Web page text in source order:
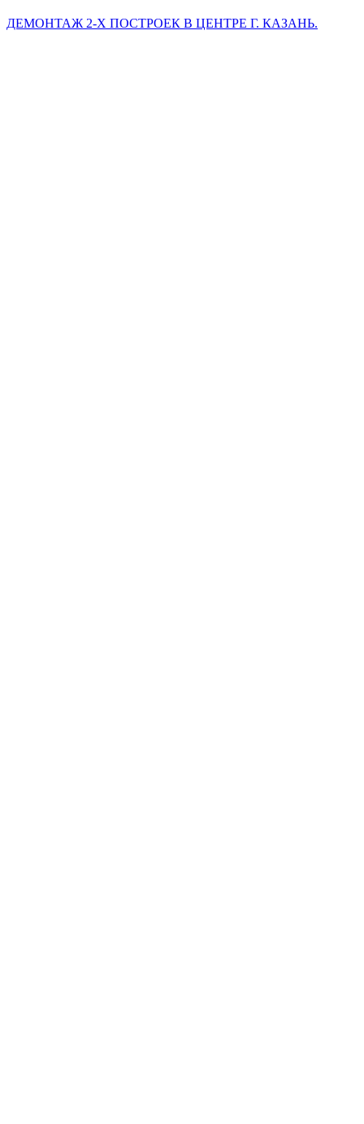
ДЕМОНТАЖ 2-Х ПОСТРОЕК В ЦЕНТРЕ Г. КАЗАНЬ.